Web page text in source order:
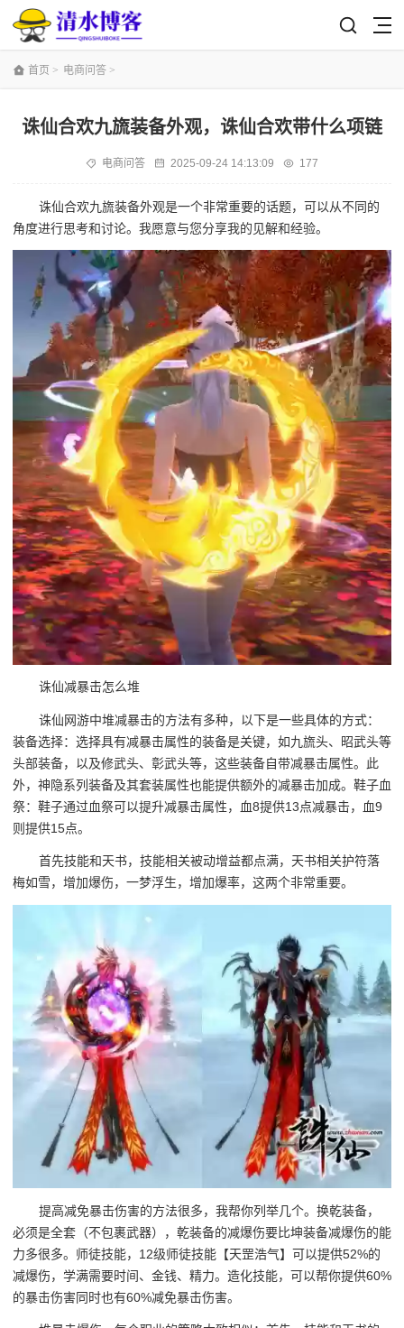
首页 > 电商问答 >
诛仙合欢九旒装备外观，诛仙合欢带什么项链
电商问答 2025-09-24 14:13:09 177
诛仙合欢九旒装备外观是一个非常重要的话题，可以从不同的
角度进行思考和讨论。我愿意与您分享我的见解和经验。
诛仙减暴击怎么堆
诛仙网游中堆减暴击的方法有多种，以下是一些具体的方式：
装备选择：选择具有减暴击属性的装备是关键，如九旒头、昭武头等
头部装备，以及修武头、彰武头等，这些装备自带减暴击属性。此
外，神隐系列装备及其套装属性也能提供额外的减暴击加成。鞋子血
祭：鞋子通过血祭可以提升减暴击属性，血8提供13点减暴击，血9
则提供15点。
首先技能和天书，技能相关被动增益都点满，天书相关护符落
梅如雪，增加爆伤，一梦浮生，增加爆率，这两个非常重要。
提高减免暴击伤害的方法很多，我帮你列举几个。换乾装备，
必须是全套（不包裹武器），乾装备的减爆伤要比坤装备减爆伤的能
力多很多。师徒技能，12级师徒技能【天罡浩气】可以提供52%的
减爆伤，学满需要时间、金钱、精力。造化技能，可以帮你提供60%
的暴击伤害同时也有60%减免暴击伤害。